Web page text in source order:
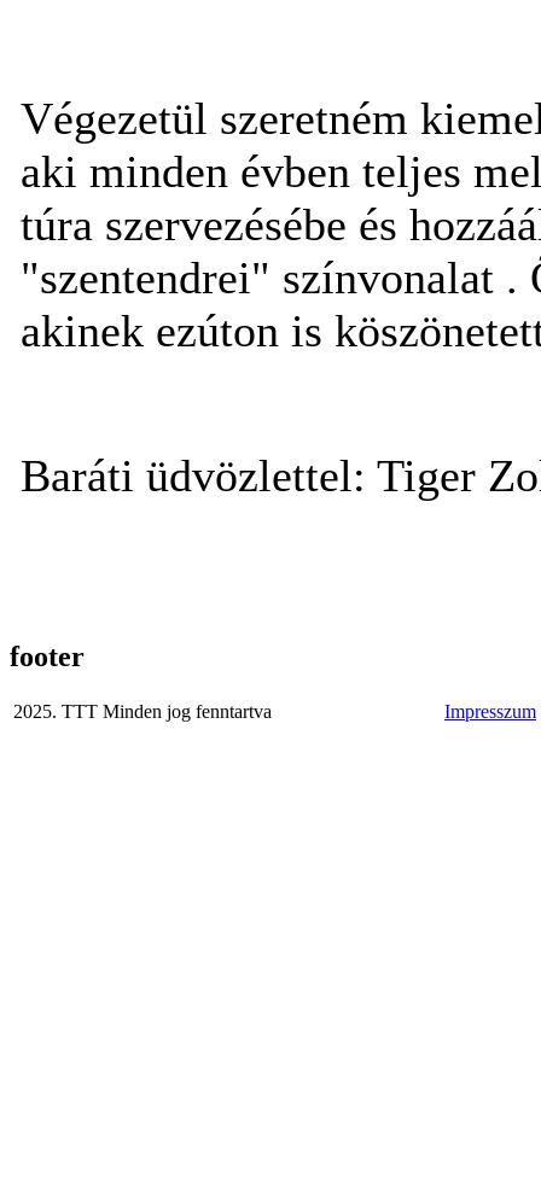
Végezetül szeretném
aki minden évben teljes
túra szervezésébe és
"szentendrei" színvonalat .
akinek ezúton is
Baráti üdvözlettel: Tiger
footer
2025. TTT Minden jog fenntartva Impresszum